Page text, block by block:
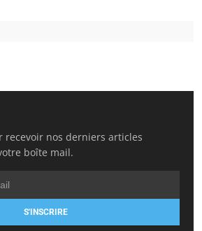
recevoir nos derniers articles
boîte mail.
S'INSCRIRE